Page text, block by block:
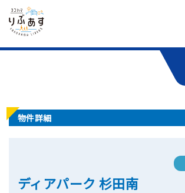
物件詳細
ディアパーク 杉田南